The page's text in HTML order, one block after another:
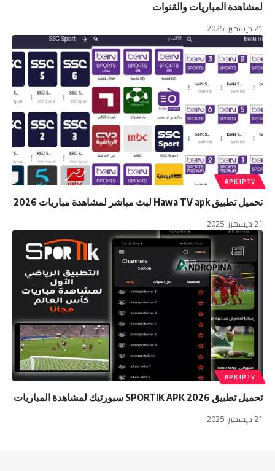
لمشاهدة المباريات والقنوات
21 ديسمبر، 2025
APK IPTV
تحميل تطبيق Hawa TV apk لبث مباشر لمشاهدة مباريات 2026
21 ديسمبر، 2025
APK IPTV
تحميل تطبيق SPORTIK APK 2026 سبورتيك لمشاهدة المباريات
21 ديسمبر، 2025